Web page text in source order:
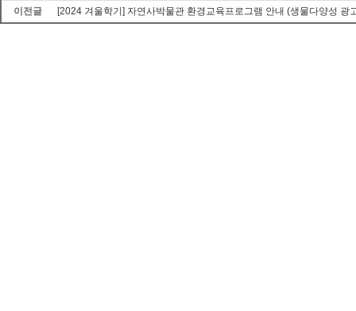
이전글
[2024 겨울학기] 자연사박물관 환경교육프로그램 안내 (생물다양성 광